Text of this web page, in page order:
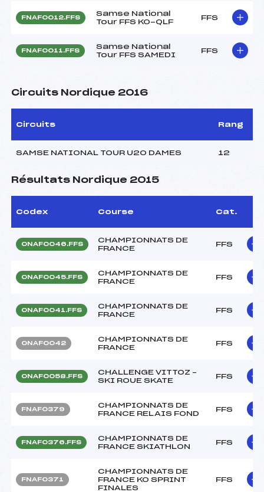
FNAF0012.FFS
Samse National
Tour FFS KO-QLF
FFS
FNAF0011.FFS
Samse National
Tour FFS SAMEDI
FFS
Circuits Nordique 2016
Circuits Rang
SAMSE NATIONAL TOUR U20 DAMES 12
Résultats Nordique 2015
Codex Course Cat.
ONAF0046.FFS
CHAMPIONNATS DE
FRANCE
FFS
ONAF0045.FFS
CHAMPIONNATS DE
FRANCE
FFS
ONAF0041.FFS
CHAMPIONNATS DE
FRANCE
FFS
ONAF0042
CHAMPIONNATS DE
FRANCE
FFS
ONAF0058.FFS
CHALLENGE VITTOZ –
SKI ROUE SKATE
FFS
FNAF0379
CHAMPIONNATS DE
FRANCE RELAIS FOND
FFS
FNAF0376.FFS
CHAMPIONNATS DE
FRANCE SKIATHLON
FFS
FNAF0371
CHAMPIONNATS DE
FRANCE KO SPRINT
FINALES
FFS